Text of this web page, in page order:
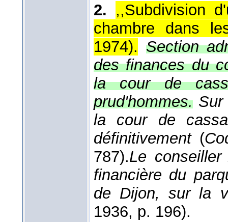
2. ,,Subdivision
chambre dans
1974). Section
des finances du
la cour de
prud'hommes.
la cour de
définitivement(
787).Le
financière du
de Dijon, sur la
1936, p. 196).